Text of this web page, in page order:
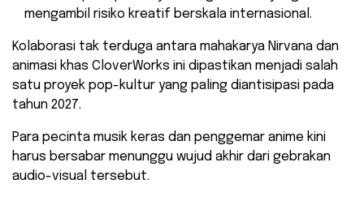
mengambil risiko kreatif berskala internasional.
Kolaborasi tak terduga antara mahakarya Nirvana dan
animasi khas CloverWorks ini dipastikan menjadi salah
satu proyek pop-kultur yang paling diantisipasi pada
tahun 2027.
Para pecinta musik keras dan penggemar anime kini
harus bersabar menunggu wujud akhir dari gebrakan
audio-visual tersebut.